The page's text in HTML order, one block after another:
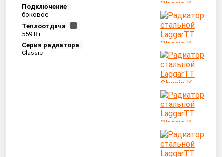
Подключение
боковое
Теплоотдача
559 Вт
Серия радиатора
Classic